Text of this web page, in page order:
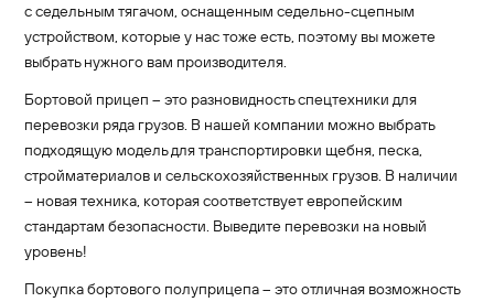
с седельным тягачом, оснащенным седельно-сцепным
устройством, которые у нас тоже есть, поэтому вы можете
выбрать нужного вам производителя.
Бортовой прицеп – это разновидность спецтехники для
перевозки ряда грузов. В нашей компании можно выбрать
подходящую модель для транспортировки щебня, песка,
стройматериалов и сельскохозяйственных грузов. В наличии
– новая техника, которая соответствует европейским
стандартам безопасности. Выведите перевозки на новый
уровень!
Покупка бортового полуприцепа – это отличная возможность